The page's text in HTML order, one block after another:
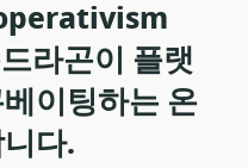
라곤이 플랫
이팅하는 온
다.